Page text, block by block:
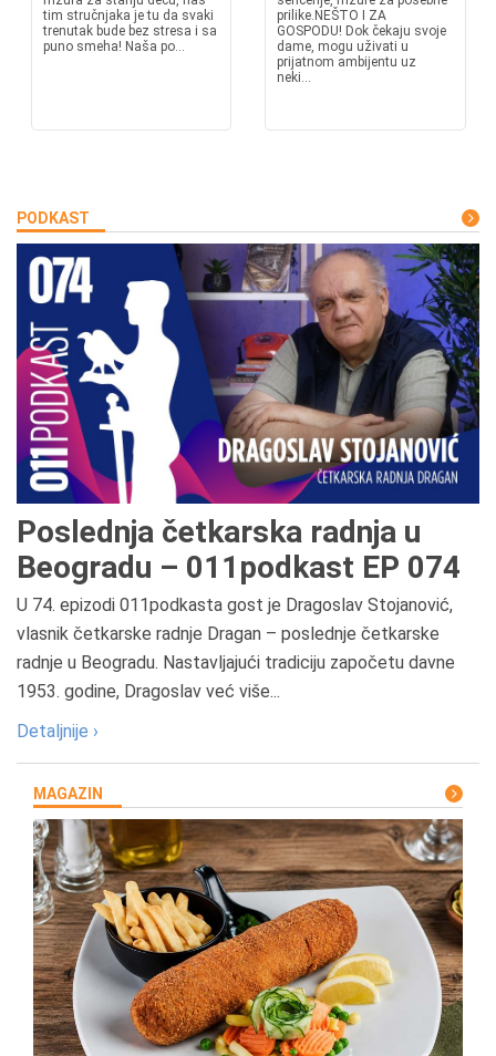
tim stručnjaka je tu da svaki
trenutak bude bez stresa i sa
puno smeha! Naša po...
prilike.NEŠTO I ZA
GOSPODU! Dok čekaju svoje
dame, mogu uživati u
prijatnom ambijentu uz
neki...
PODKAST
Poslednja četkarska radnja u
Beogradu – 011podkast EP 074
U 74. epizodi 011podkasta gost je Dragoslav Stojanović,
vlasnik četkarske radnje Dragan – poslednje četkarske
radnje u Beogradu. Nastavljajući tradiciju započetu davne
1953. godine, Dragoslav već više...
Detaljnije ›
MAGAZIN